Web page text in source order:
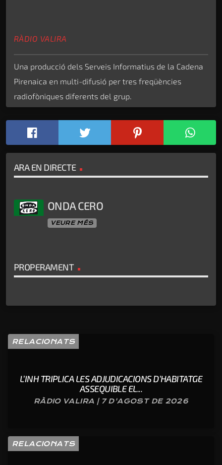
RÀDIO VALIRA
Una producció dels Serveis Informatius de la Cadena
Pirenaica en multi-difusió per tres freqüències
radiofòniques diferents del grup.
ARA EN DIRECTE
ONDA CERO
VEURE MÉS
PROPERAMENT
RELACIONATS
L’INH TRIPLICA LES ADJUDICACIONS D’HABITATGE
ASSEQUIBLE EL...
RÀDIO VALIRA | 7 D'AGOST DE 2026
RELACIONATS